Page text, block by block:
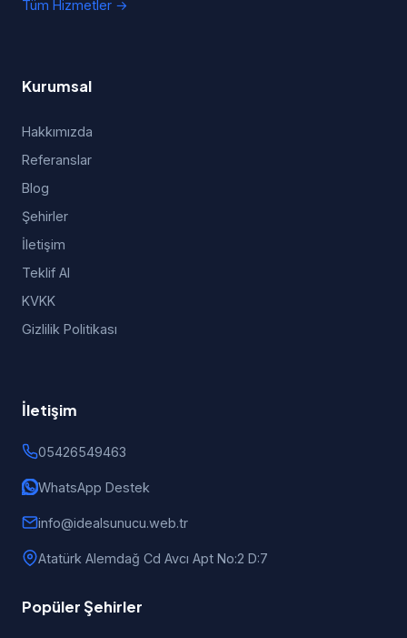
Tüm Hizmetler →
Kurumsal
Hakkımızda
Referanslar
Blog
Şehirler
İletişim
Teklif Al
KVKK
Gizlilik Politikası
İletişim
05426549463
WhatsApp Destek
info@idealsunucu.web.tr
Atatürk Alemdağ Cd Avcı Apt No:2 D:7
Popüler Şehirler